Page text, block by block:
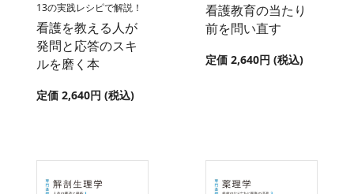
13の実践レシピで解説！
看護を教える人が
発問と応答のスキ
ルを磨く本
定価 2,640円 (税込)
看護教育の当たり
前を問い直す
定価 2,640円 (税込)